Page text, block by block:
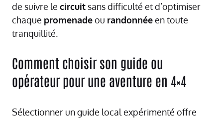
de suivre le circuit sans difficulté et d’optimiser
chaque promenadeou randonnéeen toute
tranquillité.
Comment choisir son guide ou
opérateur pour une aventure en 4×4
Sélectionner un guide local expérimenté offre